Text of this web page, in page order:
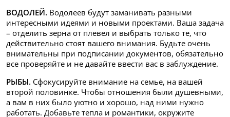
ВОДОЛЕЙ. Водолеев будут заманивать разными
интересными идеями и новыми проектами. Ваша задача
– отделить зерна от плевел и выбрать только те, что
действительно стоят вашего внимания. Будьте очень
внимательны при подписании документов, обязательно
все проверяйте и не давайте ввести вас в заблуждение.
РЫБЫ. Сфокусируйте внимание на семье, на вашей
второй половинке. Чтобы отношения были душевными,
а вам в них было уютно и хорошо, над ними нужно
работать. Добавьте тепла и романтики, окружите